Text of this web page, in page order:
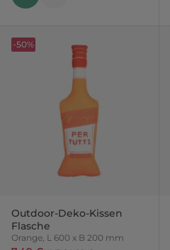
Outdoor-Deko-Kissen
Flasche
Orange, L 600 x B 200 mm
-50%